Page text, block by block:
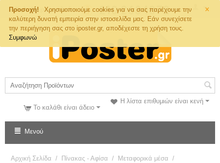
×
Προσοχή!
Χρησιμοποιούμε cookies για να σας παρέχουμε την
καλύτερη δυνατή εμπειρία στην ιστοσελίδα μας. Εάν συνεχίσετε
την περιήγηση σας στο iposter.gr, αποδέχεστε τη χρήση τους.
Συμφωνώ
Τηλ. Παραγγελιών
Η λίστα επιθυμιών είναι κενή
Το καλάθι είναι άδειο
Μενού
Αρχική Σελίδα / Πίνακας - Αφίσα / Mεταφορικά μέσα /